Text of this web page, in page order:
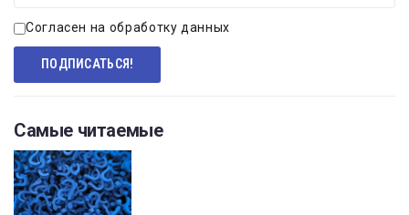
Согласен на обработку данных
Самые читаемые